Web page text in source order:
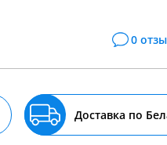
0
Доставка по